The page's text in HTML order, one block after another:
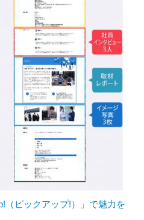
ピックアップ!）」で魅力を